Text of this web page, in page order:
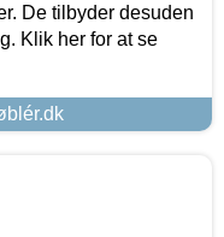
De tilbyder desuden
Klik her for at se